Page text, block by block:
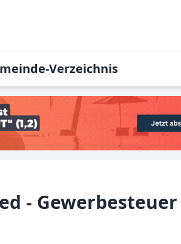
Verzeichnis
- Gewerbesteuer